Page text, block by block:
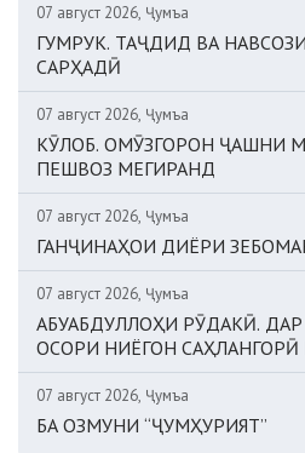
07 август 2026, Ҷумъа
ГУМРУК. ТАҶДИД ВА
САРҲАДӢ
07 август 2026, Ҷумъа
КӮЛОБ. ОМӮЗГОРОН ҶАШНИ
ПЕШВОЗ МЕГИРАНД
07 август 2026, Ҷумъа
ГАНҶИНАҲОИ ДИЁРИ
07 август 2026, Ҷумъа
АБУАБДУЛЛОҲИ РӮДАКӢ.
ОСОРИ НИЁГОН САҲЛАНГОРӢ
07 август 2026, Ҷумъа
БА ОЗМУНИ “ҶУМҲУРИЯТ”